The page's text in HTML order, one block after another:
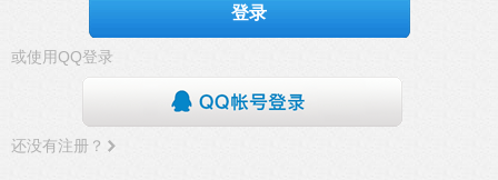
登录
或使用QQ登录
还没有注册？